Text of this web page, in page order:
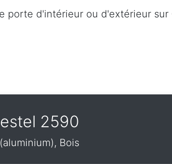
porte d'intérieur ou d'extérieur
2590
Bois